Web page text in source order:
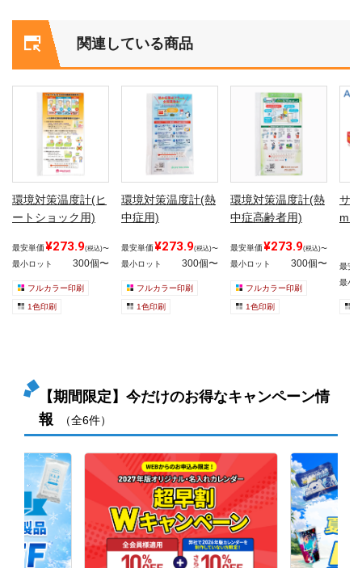
関連している商品
環境対策温度計(ヒ
ートショック用)
最安単価¥273.9(税込)〜
最小ロット 300個〜
フルカラー印刷
1色印刷
環境対策温度計(熱
中症用)
最安単価¥273.9(税込)〜
最小ロット 300個〜
フルカラー印刷
1色印刷
環境対策温度計(熱
中症高齢者用)
最安単価¥273.9(税込)〜
最小ロット 300個〜
フルカラー印刷
1色印刷
サ
最安
最小
【期間限定】今だけのお得なキャンペーン情
報
（全6件）